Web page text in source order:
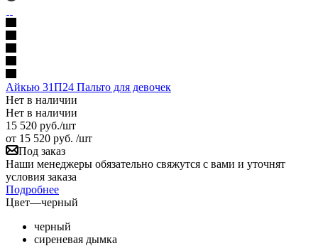
Айкью 31П24 Пальто для девочек
Нет в наличии
Нет в наличии
15 520 руб./шт
от 15 520 руб. /шт
Под заказ
Наши менеджеры обязательно свяжутся с вами и уточнят
условия заказа
Подробнее
Цвет—черный
черный
сиреневая дымка